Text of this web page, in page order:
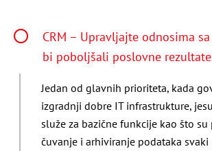
CRM – Upravljajte odnosima
bi poboljšali poslovne rezultate
Jedan od glavnih prioriteta, kada
izgradnji dobre IT infrastrukture,
služe za bazične funkcije kao što su
čuvanje i arhiviranje podataka svaki